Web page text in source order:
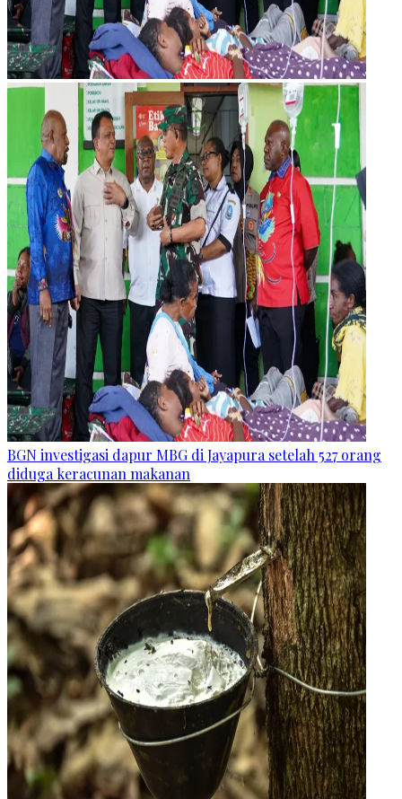
BGN investigasi dapur MBG di Jayapura setelah 527 orang
diduga keracunan makanan